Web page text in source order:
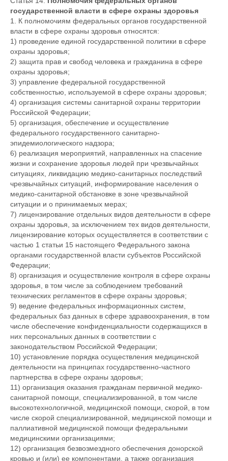
государственной власти в сфере охраны здоровья
1. К полномочиям федеральных органов государственной
власти в сфере охраны здоровья относятся:
1) проведение единой государственной политики в сфере
охраны здоровья;
2) защита прав и свобод человека и гражданина в сфере
охраны здоровья;
3) управление федеральной государственной
собственностью, используемой в сфере охраны здоровья;
4) организация системы санитарной охраны территории
Российской Федерации;
5) организация, обеспечение и осуществление
федерального государственного санитарно-
эпидемиологического надзора;
6) реализация мероприятий, направленных на спасение
жизни и сохранение здоровья людей при чрезвычайных
ситуациях, ликвидацию медико-санитарных последствий
чрезвычайных ситуаций, информирование населения о
медико-санитарной обстановке в зоне чрезвычайной
ситуации и о принимаемых мерах;
7) лицензирование отдельных видов деятельности в сфере
охраны здоровья, за исключением тех видов деятельности,
лицензирование которых осуществляется в соответствии с
частью 1 статьи 15 настоящего Федерального закона
органами государственной власти субъектов Российской
Федерации;
8) организация и осуществление контроля в сфере охраны
здоровья, в том числе за соблюдением требований
технических регламентов в сфере охраны здоровья;
9) ведение федеральных информационных систем,
федеральных баз данных в сфере здравоохранения, в том
числе обеспечение конфиденциальности содержащихся в
них персональных данных в соответствии с
законодательством Российской Федерации;
10) установление порядка осуществления медицинской
деятельности на принципах государственно-частного
партнерства в сфере охраны здоровья;
11) организация оказания гражданам первичной медико-
санитарной помощи, специализированной, в том числе
высокотехнологичной, медицинской помощи, скорой, в том
числе скорой специализированной, медицинской помощи и
паллиативной медицинской помощи федеральными
медицинскими организациями;
12) организация безвозмездного обеспечения донорской
кровью и (или) ее компонентами, а также организация